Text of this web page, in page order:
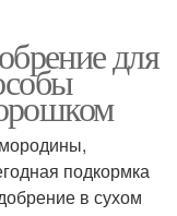
для
подкормка
в сухом